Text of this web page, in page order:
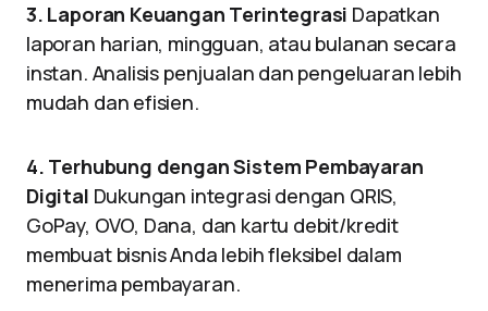
3. Laporan Keuangan Terintegrasi Dapatkan
laporan harian, mingguan, atau bulanan secara
instan. Analisis penjualan dan pengeluaran lebih
mudah dan efisien.
4. Terhubung dengan Sistem Pembayaran
Digital Dukungan integrasi dengan QRIS,
GoPay, OVO, Dana, dan kartu debit/kredit
membuat bisnis Anda lebih fleksibel dalam
menerima pembayaran.